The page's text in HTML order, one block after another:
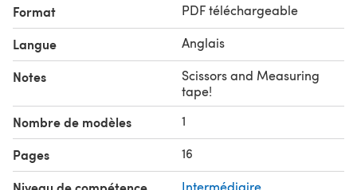
Format PDF téléchargeable
Langue Anglais
Notes
Scissors and Measuring
tape!
Nombre de modèles 1
Pages 16
Intermédiaire